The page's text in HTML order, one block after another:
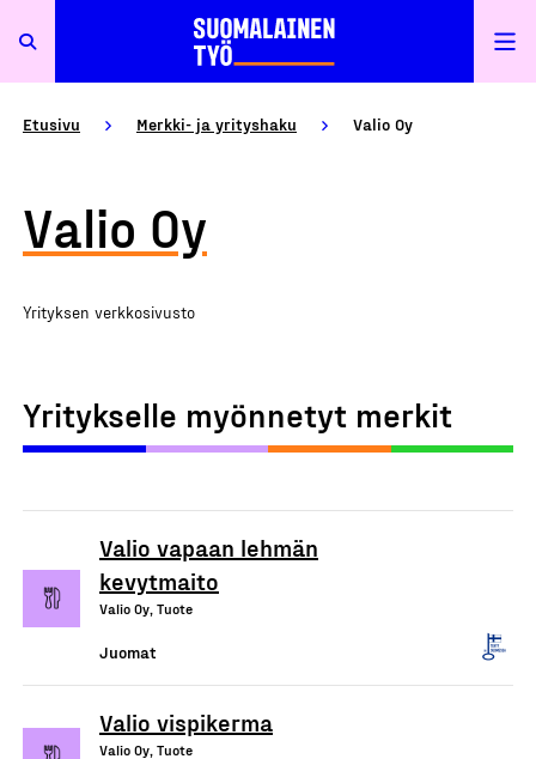
Etusivu Merkki- ja yrityshaku Valio Oy
Valio Oy
Yrityksen verkkosivusto
Yritykselle myönnetyt merkit
Valio vapaan lehmän
kevytmaito
Valio Oy, Tuote
Juomat
Valio vispikerma
Valio Oy, Tuote